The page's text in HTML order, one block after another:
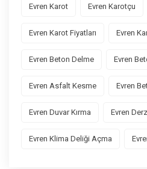
Evren Karot Evren Karotçu
Evren Karot Fiyatları Evren
Evren Beton Delme Evren
Evren Asfalt Kesme Evren
Evren Duvar Kırma Evren
Evren Klima Deliği Açma